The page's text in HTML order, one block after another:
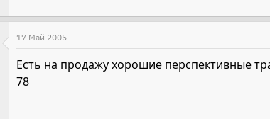
17 Май 2005
Есть на продажу хорошие перспективные
78